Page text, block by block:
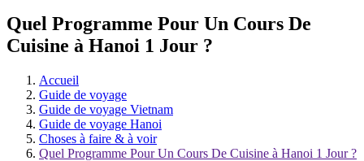
Quel Programme Pour Un Cours De
Cuisine à Hanoi 1 Jour ?
Accueil
Guide de voyage
Guide de voyage Vietnam
Guide de voyage Hanoi
Choses à faire & à voir
Quel Programme Pour Un Cours De Cuisine à Hanoi 1 Jour ?